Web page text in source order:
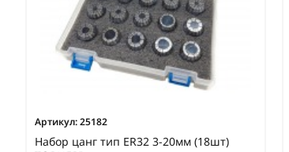
Артикул:25182
Набор цанг тип ER32 3-20мм (18шт)